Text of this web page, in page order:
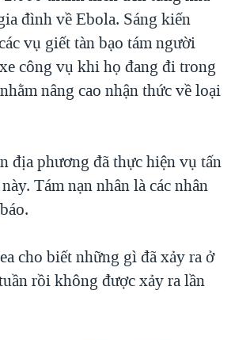
VS. CHÍNH PHỦ VIỆT NAM
LÀN SÓNG TRỘM HẢI SÂM
TIẾNG VỌNG TỪ NÔNG THÔN MỸ
đình về Ebola. Sáng kiến
vụ giết tàn bạo tám người
công vụ khi họ đang đi trong
nâng cao nhận thức về loại
địa phương đã thực hiện vụ tấn
Tám nạn nhân là các nhân
cho biết những gì đã xảy ra ở
rồi không được xảy ra lần